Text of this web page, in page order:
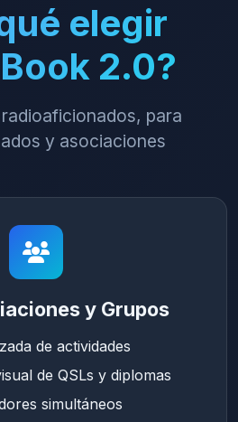
elegir
2.0?
para
y asociaciones
y Grupos
de actividades
de QSLs y diplomas
simultáneos